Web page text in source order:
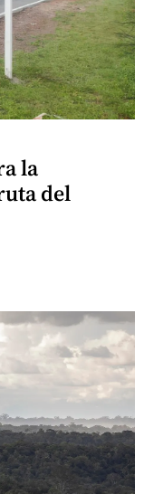
la
del